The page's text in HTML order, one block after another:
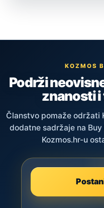
KOZMOS
Podrži
znanosti
Članstvo pomaže održati
dodatne sadržaje na
Kozmos.hr-u